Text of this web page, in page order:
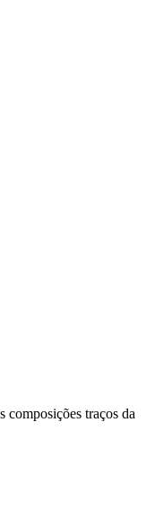
composições traços da